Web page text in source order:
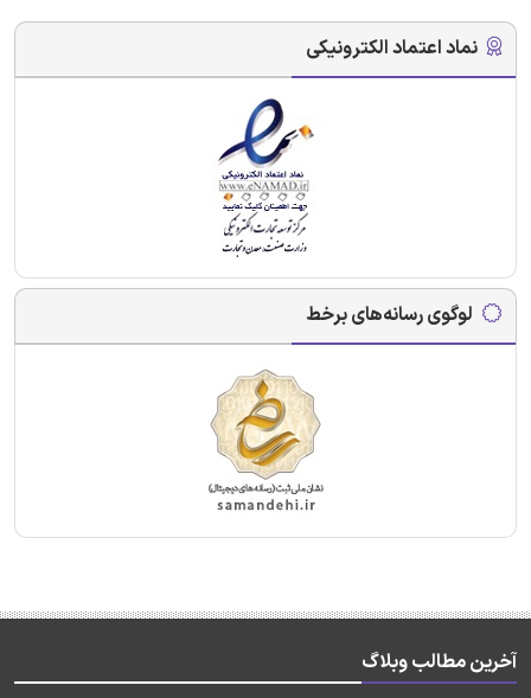
نماد اعتماد الکترونیکی
لوگوی رسانه‌های برخط
آخرین مطالب وبلاگ